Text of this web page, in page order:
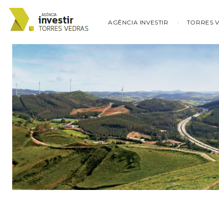
AGÊNCIA INVESTIR TORRES